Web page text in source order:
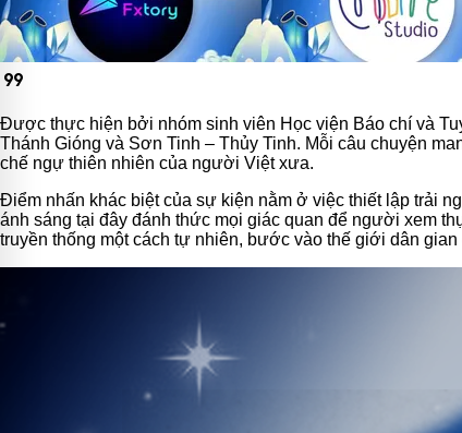
format_quote
Được thực hiện bởi nhóm sinh viên Học viện Báo chí và
Thánh Gióng và Sơn Tinh – Thủy Tinh. Mỗi câu chuyện
chế ngự thiên nhiên của người Việt xưa.
Điểm nhấn khác biệt của sự kiện nằm ở việc thiết lập trải
ánh sáng tại đây đánh thức mọi giác quan để người xem
truyền thống một cách tự nhiên, bước vào thế giới dân